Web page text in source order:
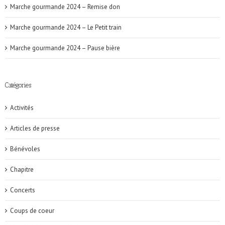
Marche gourmande 2024 – Remise don
Marche gourmande 2024 – Le Petit train
Marche gourmande 2024 – Pause bière
Catégories
Activités
Articles de presse
Bénévoles
Chapitre
Concerts
Coups de coeur